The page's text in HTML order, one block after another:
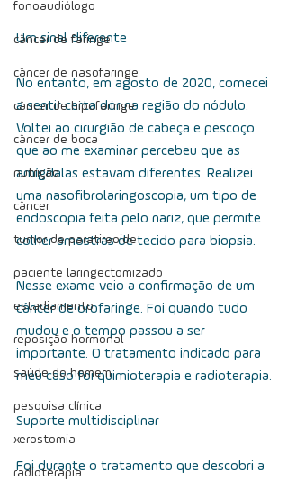
fonoaudiólogo
câncer de faringe
câncer de nasofaringe
câncer de hipofaringe
câncer de boca
nutrição
câncer
tumor de paratireoide
paciente laringectomizado
estadiamento
reposição hormonal
saúde do homem
pesquisa clínica
xerostomia
radioterapia
Um sinal diferente
No entanto, em agosto de 2020, comecei
a sentir certa dor na região do nódulo.
Voltei ao cirurgião de cabeça e pescoço
que ao me examinar percebeu que as
amígdalas estavam diferentes. Realizei
uma nasofibrolaringoscopia, um tipo de
endoscopia feita pelo nariz, que permite
colher amostras de tecido para biopsia.
Nesse exame veio a confirmação de um
câncer de orofaringe. Foi quando tudo
mudou e o tempo passou a ser
importante. O tratamento indicado para
meu caso foi quimioterapia e radioterapia.
Suporte multidisciplinar
Foi durante o tratamento que descobri a